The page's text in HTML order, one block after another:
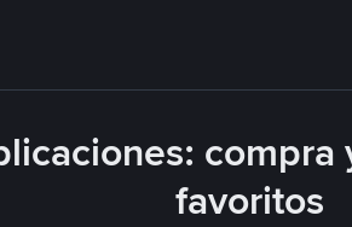
favoritos